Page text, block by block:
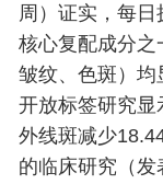
周）证实，每
核心复配成分之
皱纹、色斑）均
开放标签研究显
外线斑减少
的临床研究（发